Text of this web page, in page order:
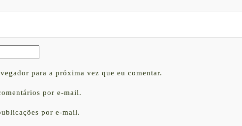
para a próxima vez que eu comentar.
por e-mail.
por e-mail.